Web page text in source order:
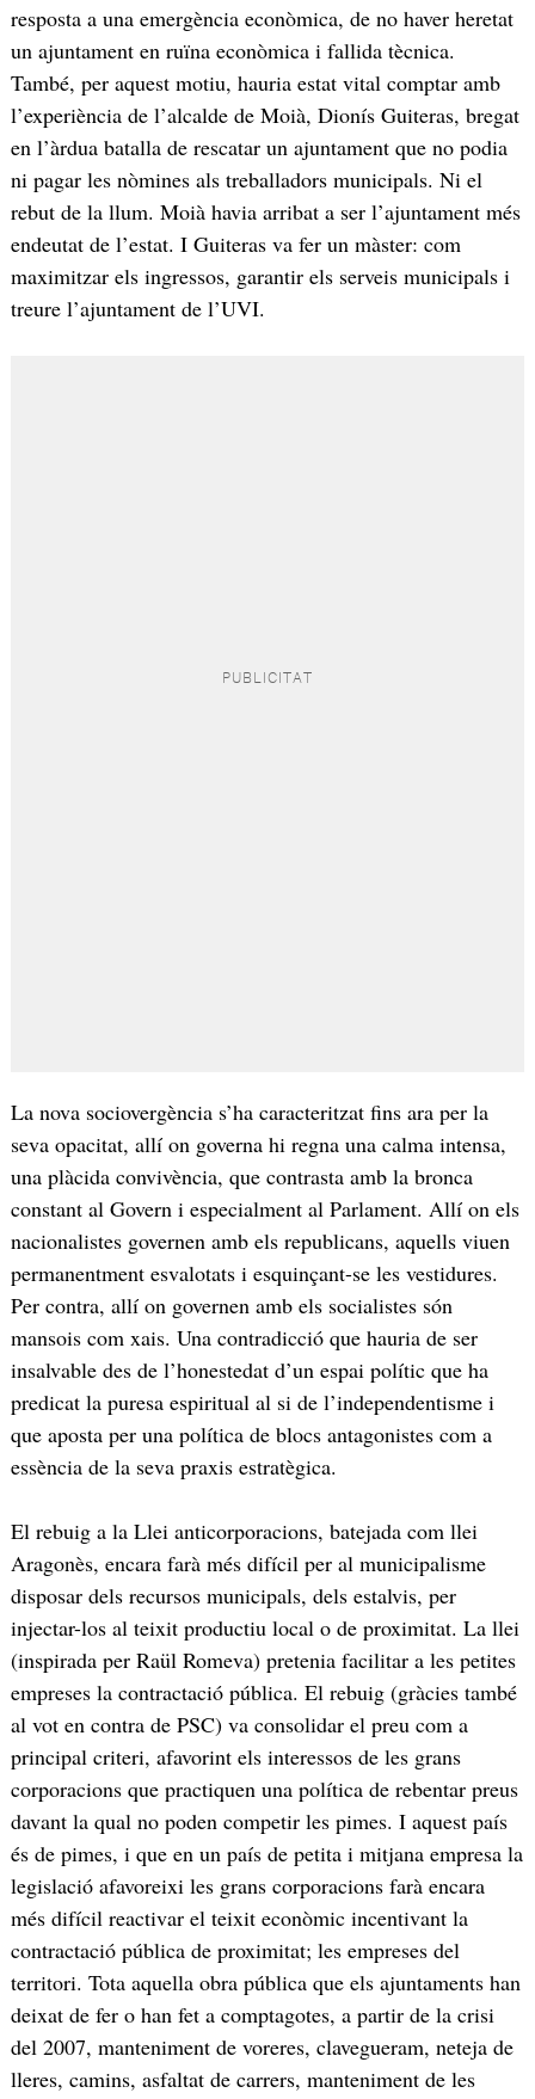
resposta a una emergència econòmica, de no haver heretat
un ajuntament en ruïna econòmica i fallida tècnica.
També, per aquest motiu, hauria estat vital comptar amb
l’experiència de l’alcalde de Moià, Dionís Guiteras, bregat
en l’àrdua batalla de rescatar un ajuntament que no podia
ni pagar les nòmines als treballadors municipals. Ni el
rebut de la llum. Moià havia arribat a ser l’ajuntament més
endeutat de l’estat. I Guiteras va fer un màster: com
maximitzar els ingressos, garantir els serveis municipals i
treure l’ajuntament de l’UVI.
La nova sociovergència s’ha caracteritzat fins ara per la
seva opacitat, allí on governa hi regna una calma intensa,
una plàcida convivència, que contrasta amb la bronca
constant al Govern i especialment al Parlament. Allí on els
nacionalistes governen amb els republicans, aquells viuen
permanentment esvalotats i esquinçant-se les vestidures.
Per contra, allí on governen amb els socialistes són
mansois com xais. Una contradicció que hauria de ser
insalvable des de l’honestedat d’un espai polític que ha
predicat la puresa espiritual al si de l’independentisme i
que aposta per una política de blocs antagonistes com a
essència de la seva praxis estratègica.
El rebuig a la Llei anticorporacions, batejada com llei
Aragonès, encara farà més difícil per al municipalisme
disposar dels recursos municipals, dels estalvis, per
injectar-los al teixit productiu local o de proximitat. La llei
(inspirada per Raül Romeva) pretenia facilitar a les petites
empreses la contractació pública. El rebuig (gràcies també
al vot en contra de PSC) va consolidar el preu com a
principal criteri, afavorint els interessos de les grans
corporacions que practiquen una política de rebentar preus
davant la qual no poden competir les pimes. I aquest país
és de pimes, i que en un país de petita i mitjana empresa la
legislació afavoreixi les grans corporacions farà encara
més difícil reactivar el teixit econòmic incentivant la
contractació pública de proximitat; les empreses del
territori. Tota aquella obra pública que els ajuntaments han
deixat de fer o han fet a comptagotes, a partir de la crisi
del 2007, manteniment de voreres, clavegueram, neteja de
lleres, camins, asfaltat de carrers, manteniment de les